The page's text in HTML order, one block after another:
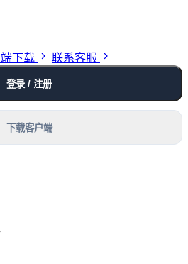
下载 联系客服
登录 / 注册
下载客户端